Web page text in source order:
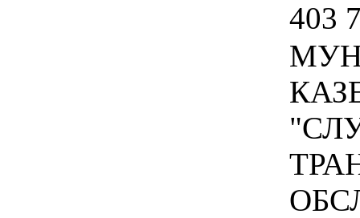
403